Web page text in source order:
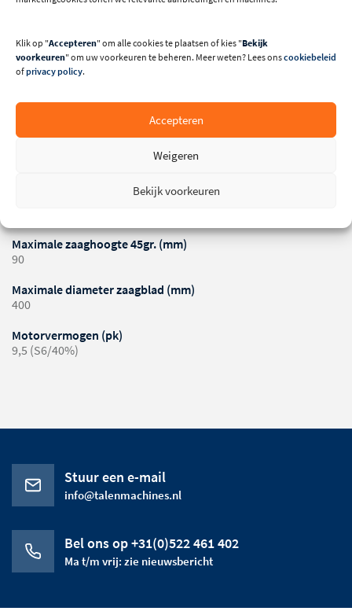
Klik op "Accepteren" om alle cookies te plaatsen of kies "Bekijk
voorkeuren" om uw voorkeuren te beheren. Meer weten? Lees onscookiebeleid
ofprivacy policy.
Accepteren
Weigeren
Bekijk voorkeuren
Merk
Robland
Maximale zaagbreedte (mm)
Maximale zaaghoogte (mm)
Maximale zaaghoogte 45gr. (mm)
90
Maximale diameter zaagblad (mm)
400
Motorvermogen (pk)
9,5 (S6/40%)
Stuur een e-mail
info@talenmachines.nl
Bel ons op +31(0)522 461 402
Ma t/m vrij: zie nieuwsbericht